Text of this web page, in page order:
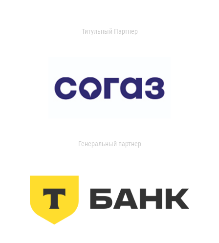
Титульный Партнер
Генеральный партнер